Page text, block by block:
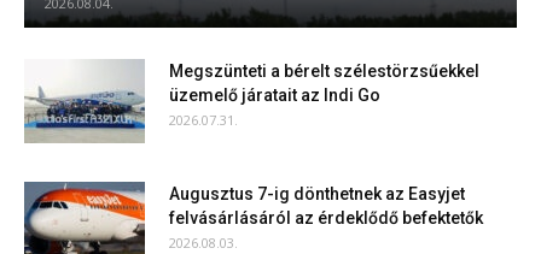
Megszünteti a bérelt szélestörzsűekkel
üzemelő járatait az Indi Go
2026.07.31.
Augusztus 7-ig dönthetnek az Easyjet
felvásárlásáról az érdeklődő befektetők
2026.08.03.